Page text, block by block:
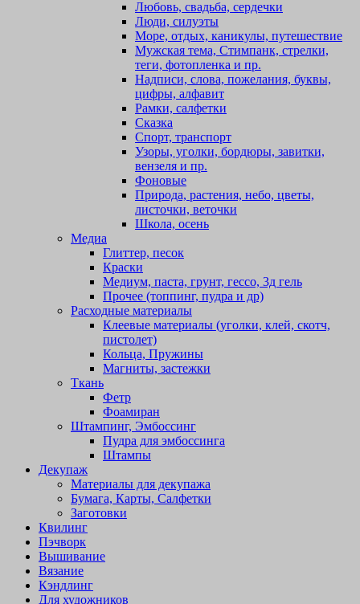
Любовь, свадьба, сердечки
Люди, силуэты
Море, отдых, каникулы, путешествие
Мужская тема, Стимпанк, стрелки,
теги, фотопленка и пр.
Надписи, слова, пожелания, буквы,
цифры, алфавит
Рамки, салфетки
Сказка
Спорт, транспорт
Узоры, уголки, бордюры, завитки,
вензеля и пр.
Фоновые
Природа, растения, небо, цветы,
листочки, веточки
Школа, осень
Медиа
Глиттер, песок
Краски
Медиум, паста, грунт, гессо, 3д гель
Прочее (топпинг, пудра и др)
Расходные материалы
Клеевые материалы (уголки, клей, скотч,
пистолет)
Кольца, Пружины
Магниты, застежки
Ткань
Фетр
Фоамиран
Штампинг, Эмбоссинг
Пудра для эмбоссинга
Штампы
Декупаж
Материалы для декупажа
Бумага, Карты, Салфетки
Заготовки
Квилинг
Пэчворк
Вышивание
Вязание
Кэндлинг
Для художников